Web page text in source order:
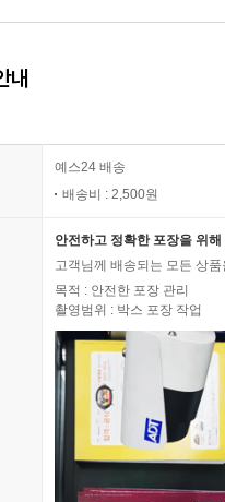
내
예스24 배송
배송비 : 2,500원
안전하고 정확한 포장을 위
고객님께 배송되는 모든 상
목적 : 안전한 포장 관리
촬영범위 : 박스 포장 작업